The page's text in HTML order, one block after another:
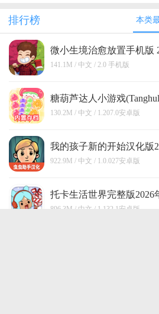
更适合在较大的屏幕上体验
是很舒服。还是建议官方把
点，可以比较显眼，但是一
该游戏做一款偏向于模拟经
游戏的画面虽然谈不上精致
戏来说。并且游戏居然还会出
题，实在是不应该的。总而
外就基本没问题了。 游戏本
营类游戏，我认为它还是能
体验感的。
的，也是对玩家耐心和策略
落时，这种成就感是无可比拟
有，一步步变得充满活力和
仅考验玩家的耐心，还培养
能力。通过不断调整和优化
发现最有效的运营模式，使
时玩家也需要应对各种挑战
源匮乏等，这进一步增加了
虽然游戏的进程可能较长，
和决策带来的成果。这种感
不同的，更加令人满足和有成
排行榜 本类
微小生境治愈放置手机版
141.1M / 中文 / 2.0 手机版
糖葫芦达人小游戏
1.207.0安卓版
130.2M / 中文 / 1.207.0安卓版
我的孩子新的开始汉化版
1.0.027安卓版
922.9M / 中文 / 1.0.027安卓版
托卡生活世界完整版2026
1.132.1安卓版
896.3M / 中文 / 1.132.1安卓版